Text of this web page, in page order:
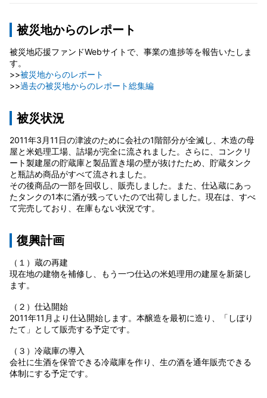
被災地からのレポート
被災地応援ファンドWebサイトで、事業の進捗等を報告いたしま
す。
>>被災地からのレポート
>>過去の被災地からのレポート総集編
被災状況
2011年3月11日の津波のために会社の1階部分が全滅し、木造の母
屋と米処理工場、詰場が完全に流されました。さらに、コンクリ
ート製建屋の貯蔵庫と製品置き場の壁が抜けたため、貯蔵タンク
と瓶詰め商品がすべて流されました。
その後商品の一部を回収し、販売しました。また、仕込蔵にあっ
たタンクの1本に酒が残っていたので出荷しました。現在は、すべ
て完売しており、在庫もない状況です。
復興計画
（１）蔵の再建
現在地の建物を補修し、もう一つ仕込の米処理用の建屋を新築し
ます。
（２）仕込開始
2011年11月より仕込開始します。本醸造を最初に造り、「しぼり
たて」として販売する予定です。
（３）冷蔵庫の導入
会社に生酒を保管できる冷蔵庫を作り、生の酒を通年販売できる
体制にする予定です。